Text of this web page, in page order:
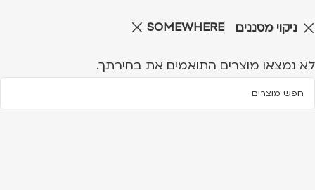
ניקוי מסננים SOMEWHERE
לא נמצאו מוצרים התואמים את בחירתך.